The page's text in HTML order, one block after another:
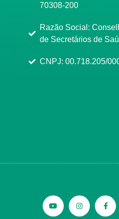
70308-200
Razão Social:
de Secretários de
CNPJ: 00.718.205/